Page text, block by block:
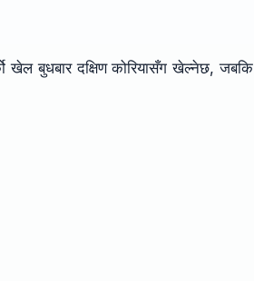
खेल बुधबार दक्षिण कोरियासँग खेल्नेछ, जबकि